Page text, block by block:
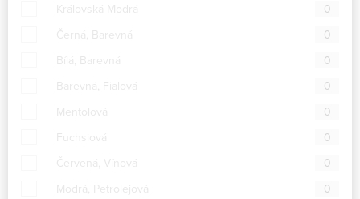
Královská Modrá
0
Černá, Barevná
0
Bílá, Barevná
0
Barevná, Fialová
0
Mentolová
0
Fuchsiová
0
Červená, Vínová
0
Modrá, Petrolejová
0